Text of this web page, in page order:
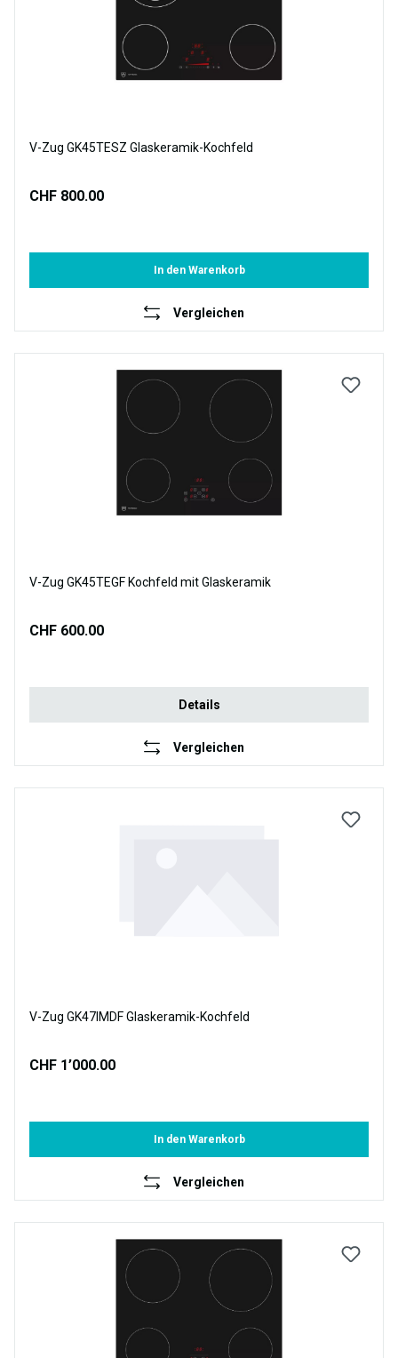
V-Zug GK45TESZ Glaskeramik-Kochfeld
CHF 800.00
In den Warenkorb
Vergleichen
V-Zug GK45TEGF Kochfeld mit Glaskeramik
CHF 600.00
Details
Vergleichen
V-Zug GK47IMDF Glaskeramik-Kochfeld
CHF 1’000.00
In den Warenkorb
Vergleichen